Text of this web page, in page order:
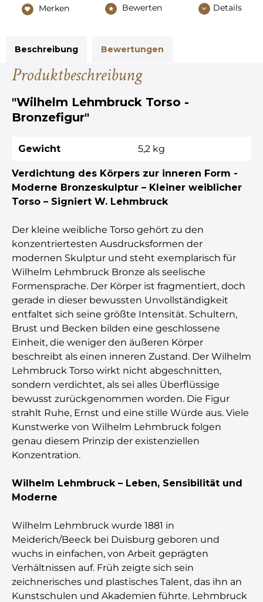
Merken Bewerten Details
Beschreibung Bewertungen
Produktbeschreibung
"Wilhelm Lehmbruck Torso -
Bronzefigur"
Gewicht 5,2 kg
Verdichtung des Körpers zur inneren Form -
Moderne Bronzeskulptur – Kleiner weiblicher
Torso – Signiert W. Lehmbruck
Der kleine weibliche Torso gehört zu den
konzentriertesten Ausdrucksformen der
modernen Skulptur und steht exemplarisch für
Wilhelm Lehmbruck Bronze als seelische
Formensprache. Der Körper ist fragmentiert, doch
gerade in dieser bewussten Unvollständigkeit
entfaltet sich seine größte Intensität. Schultern,
Brust und Becken bilden eine geschlossene
Einheit, die weniger den äußeren Körper
beschreibt als einen inneren Zustand. Der Wilhelm
Lehmbruck Torso wirkt nicht abgeschnitten,
sondern verdichtet, als sei alles Überflüssige
bewusst zurückgenommen worden. Die Figur
strahlt Ruhe, Ernst und eine stille Würde aus. Viele
Kunstwerke von Wilhelm Lehmbruck folgen
genau diesem Prinzip der existenziellen
Konzentration.
Wilhelm Lehmbruck – Leben, Sensibilität und
Moderne
Wilhelm Lehmbruck wurde 1881 in
Meiderich/Beeck bei Duisburg geboren und
wuchs in einfachen, von Arbeit geprägten
Verhältnissen auf. Früh zeigte sich sein
zeichnerisches und plastisches Talent, das ihn an
Kunstschulen und Akademien führte. Lehmbruck